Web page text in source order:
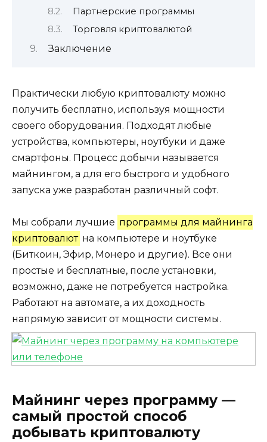
Партнерские программы
Торговля криптовалютой
Заключение
Практически любую криптовалюту можно
получить бесплатно, используя мощности
своего оборудования. Подходят любые
устройства, компьютеры, ноутбуки и даже
смартфоны. Процесс добычи называется
майнингом, а для его быстрого и удобного
запуска уже разработан различный софт.
Мы собрали лучшие программы для майнинга
криптовалют на компьютере и ноутбуке
(Биткоин, Эфир, Монеро и другие). Все они
простые и бесплатные, после установки,
возможно, даже не потребуется настройка.
Работают на автомате, а их доходность
напрямую зависит от мощности системы.
Майнинг через программу —
самый простой способ
добывать криптовалюту